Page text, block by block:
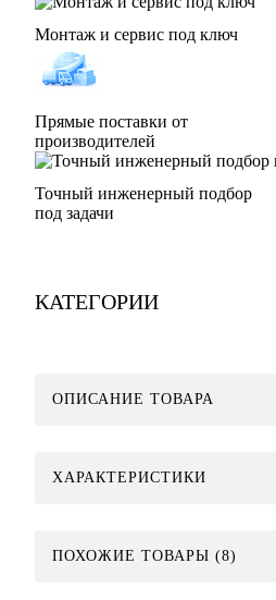
Монтаж и сервис под ключ
Прямые поставки от
производителей
Точный инженерный подбор
под задачи
КАТЕГОРИИ
ОПИСАНИЕ ТОВАРА
ХАРАКТЕРИСТИКИ
ПОХОЖИЕ ТОВАРЫ (8)